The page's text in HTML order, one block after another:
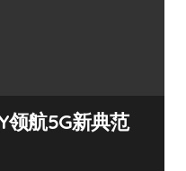
领航5G新典范